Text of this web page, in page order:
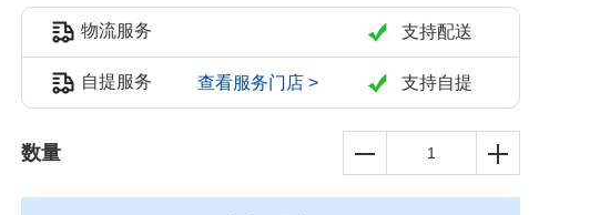
物流服务 支持配送
自提服务 查看服务门店 > 支持自提
数量